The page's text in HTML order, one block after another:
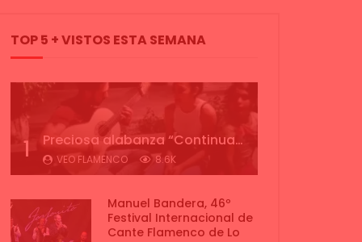
TOP 5 + VISTOS ESTA SEMANA
1 Preciosa alabanza “Continua” cantada por ALBA CORTES acompañada de IVAN a la guitarra | VEOFLAMENCO
VEO FLAMENCO 8.6K
Manuel Bandera, 46º
Festival Internacional de
Cante Flamenco de Lo